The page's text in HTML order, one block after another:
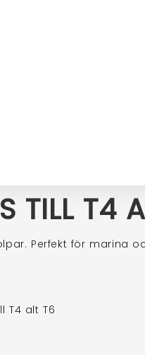
TILL T4
Perfekt för marina
T4 alt T6